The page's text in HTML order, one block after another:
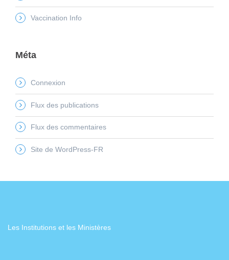
Vaccination Info
Méta
Connexion
Flux des publications
Flux des commentaires
Site de WordPress-FR
Les Institutions et les Ministères